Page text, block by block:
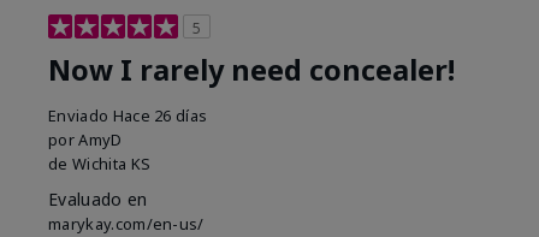
5
Now I rarely need concealer!
Enviado Hace 26 días
porAmyD
de Wichita KS
Evaluado en
marykay.com/en-us/